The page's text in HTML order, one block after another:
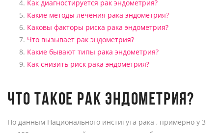
Как диагностируется рак эндометрия?
Какие методы лечения рака эндометрия?
Каковы факторы риска рака эндометрия?
Что вызывает рак эндометрия?
Какие бывают типы рака эндометрия?
Как снизить риск рака эндометрия?
ЧТО ТАКОЕ РАК ЭНДОМЕТРИЯ?
По данным Национального института рака , примерно у 3